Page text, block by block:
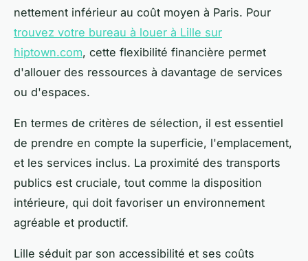
nettement inférieur au coût moyen à Paris. Pour
trouvez votre bureau à louer à Lille sur
hiptown.com, cette flexibilité financière permet
d'allouer des ressources à davantage de services
ou d'espaces.
En termes de critères de sélection, il est essentiel
de prendre en compte la superficie, l'emplacement,
et les services inclus. La proximité des transports
publics est cruciale, tout comme la disposition
intérieure, qui doit favoriser un environnement
agréable et productif.
Lille séduit par son accessibilité et ses coûts